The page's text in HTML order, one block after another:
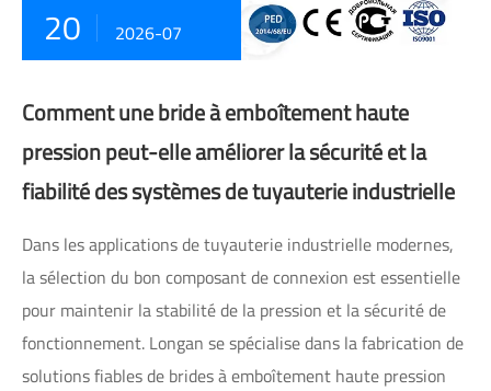
20 2026-07
Comment une bride à emboîtement haute
pression peut-elle améliorer la sécurité et la
fiabilité des systèmes de tuyauterie industrielle
Dans les applications de tuyauterie industrielle modernes,
la sélection du bon composant de connexion est essentielle
pour maintenir la stabilité de la pression et la sécurité de
fonctionnement. Longan se spécialise dans la fabrication de
solutions fiables de brides à emboîtement haute pression